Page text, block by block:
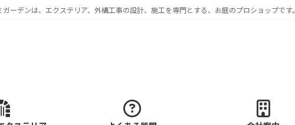
ーデンは、エクステリア、外構工事の設計、施工を専門とする、お庭のプロショップです。